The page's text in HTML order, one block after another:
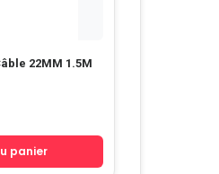
22MM 1.5M
panier